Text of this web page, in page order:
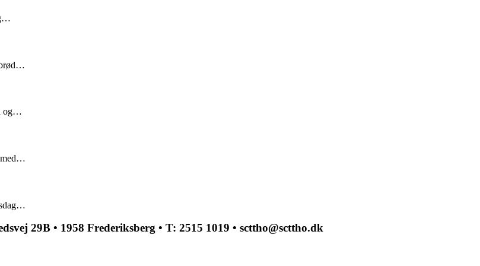
brød…
og…
med…
29B • 1958 Frederiksberg • T: 2515 1019 • scttho@scttho.dk